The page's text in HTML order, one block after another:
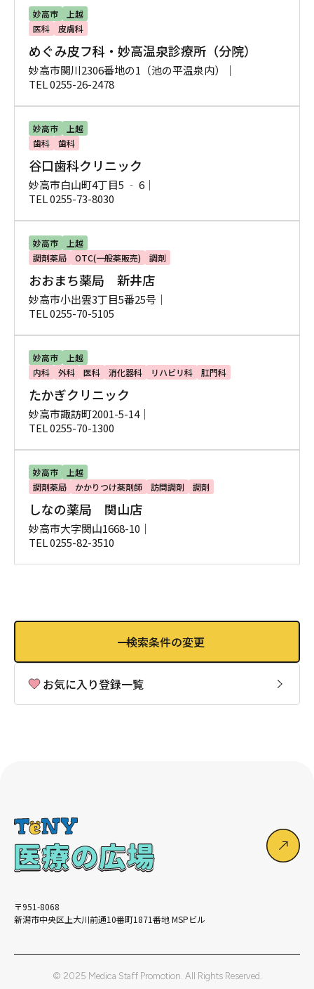
妙高市
上越
医科
皮膚科
めぐみ皮フ科・妙高温泉診療所（分院）
妙高市関川2306番地の1（池の平温泉内）｜
TEL 0255-26-2478
妙高市
上越
歯科
歯科
谷口歯科クリニック
妙高市白山町4丁目5 ‐ 6｜
TEL 0255-73-8030
妙高市
上越
調剤薬局
OTC(一般薬販売) 調剤
おおまち薬局 新井店
妙高市小出雲3丁目5番25号｜
TEL 0255-70-5105
妙高市
上越
内科
外科 医科 消化器科 リハビリ科 肛門科
たかぎクリニック
妙高市諏訪町2001-5-14｜
TEL 0255-70-1300
妙高市
上越
調剤薬局
かかりつけ薬剤師 訪問調剤 調剤
しなの薬局 関山店
妙高市大字関山1668-10｜
TEL 0255-82-3510
検索条件の変更
お気に入り登録一覧
〒951-8068
新潟市中央区上大川前通10番町1871番地 MSPビル
© 2025 Medica Staff Promotion. All Rights Reserved.